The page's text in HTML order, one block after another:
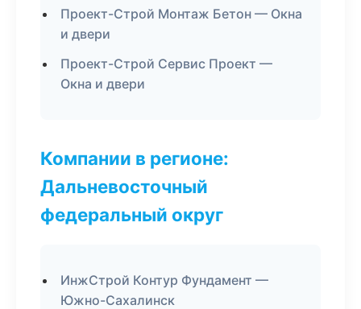
Проект-Строй Монтаж Бетон — Окна
и двери
Проект-Строй Сервис Проект —
Окна и двери
Компании в регионе:
Дальневосточный
федеральный округ
ИнжСтрой Контур Фундамент —
Южно-Сахалинск